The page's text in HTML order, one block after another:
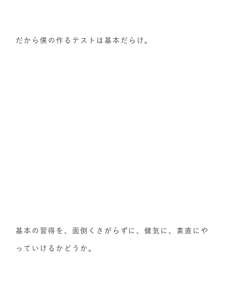
だから僕の作るテストは基本だらけ。
基本の習得を、面倒くさがらずに、健気に、素直にや
っていけるかどうか。